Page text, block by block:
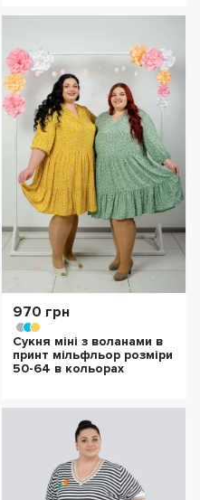
970 грн
Сукня міні з воланами в
принт мільфльор розміри
50-64 в кольорах